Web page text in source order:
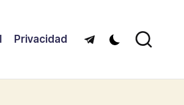
Privacidad Telegram